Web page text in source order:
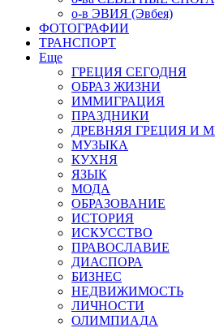
о-в ЭВИЯ (Эвбея)
ФОТОГРАФИИ
ТРАНСПОРТ
Еще
ГРЕЦИЯ СЕГОДНЯ
ОБРАЗ ЖИЗНИ
ИММИГРАЦИЯ
ПРАЗДНИКИ
ДРЕВНЯЯ ГРЕЦИЯ И
МУЗЫКА
КУХНЯ
ЯЗЫК
МОДА
ОБРАЗОВАНИЕ
ИСТОРИЯ
ИСКУССТВО
ПРАВОСЛАВИЕ
ДИАСПОРА
БИЗНЕС
НЕДВИЖИМОСТЬ
ЛИЧНОСТИ
ОЛИМПИАДА